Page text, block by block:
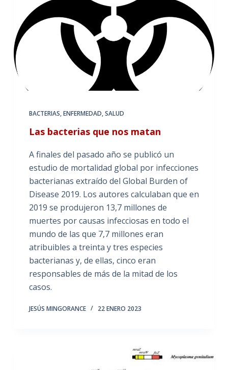
BACTERIAS,ENFERMEDAD,SALUD
Las bacterias que nos matan
A finales del pasado año se publicó un
estudio de mortalidad global por infecciones
bacterianas extraído del Global Burden of
Disease 2019. Los autores calculaban que en
2019 se produjeron 13,7 millones de
muertes por causas infecciosas en todo el
mundo de las que 7,7 millones eran
atribuibles a treinta y tres especies
bacterianas y, de ellas, cinco eran
responsables de más de la mitad de los
casos.
JESÚS MINGORANCE 22 ENERO 2023